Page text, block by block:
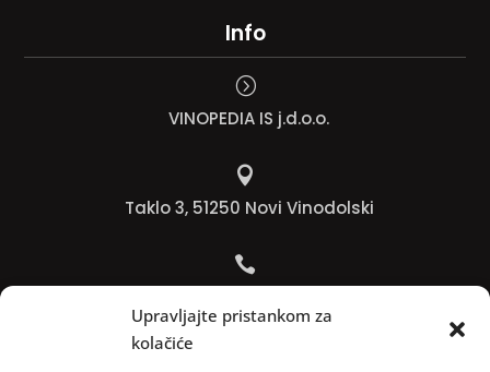
Upravljajte pristankom za
kolačiće
Info
=
VINOPEDIA IS j.d.o.o.

Taklo 3, 51250 Novi Vinodolski
